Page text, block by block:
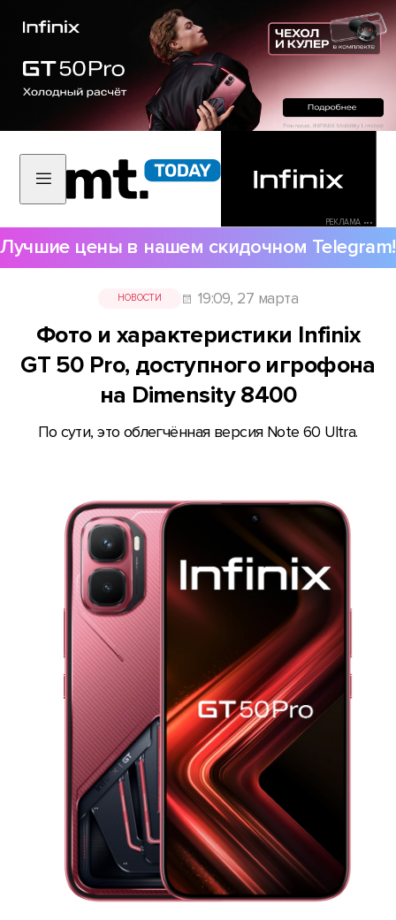
РЕКЛАМА •••
Лучшие цены в нашем скидочном Telegram!
НОВОСТИ 19:09, 27 марта
Фото и характеристики Infinix
GT 50 Pro, доступного игрофона
на Dimensity 8400
По сути, это облегчённая версия Note 60 Ultra.